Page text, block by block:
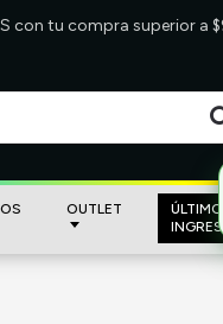
con tu compra
OUTLET